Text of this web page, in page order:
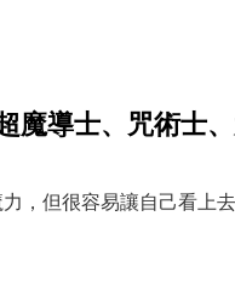
魔導士、咒術士
，但很容易讓自己看上去